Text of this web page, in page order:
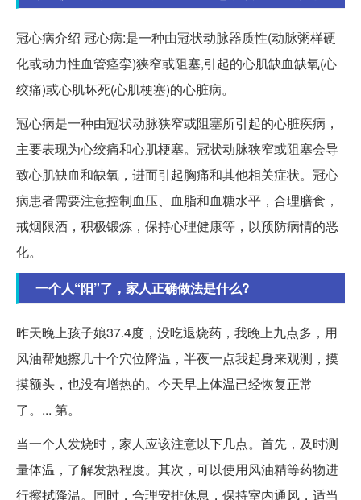
冠心病介绍 冠心病:是一种由冠状动脉器质性(动脉粥样硬
化或动力性血管痉挛)狭窄或阻塞,引起的心肌缺血缺氧(心
绞痛)或心肌坏死(心肌梗塞)的心脏病。
冠心病是一种由冠状动脉狭窄或阻塞所引起的心脏疾病，
主要表现为心绞痛和心肌梗塞。冠状动脉狭窄或阻塞会导
致心肌缺血和缺氧，进而引起胸痛和其他相关症状。冠心
病患者需要注意控制血压、血脂和血糖水平，合理膳食，
戒烟限酒，积极锻炼，保持心理健康等，以预防病情的恶
化。
一个人“阳”了，家人正确做法是什么?
昨天晚上孩子娘37.4度，没吃退烧药，我晚上九点多，用
风油帮她擦几十个穴位降温，半夜一点我起身来观测，摸
摸额头，也没有增热的。今天早上体温已经恢复正常
了。... 第。
当一个人发烧时，家人应该注意以下几点。首先，及时测
量体温，了解发热程度。其次，可以使用风油精等药物进
行擦拭降温。同时，合理安排休息，保持室内通风，适当